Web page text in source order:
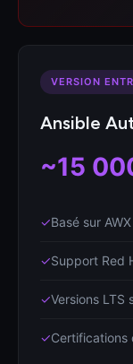
VERSION
Ansible
~15
✓Basé sur
✓Support Red
✓Versions LTS
✓Certifications